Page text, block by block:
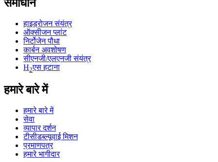
समाधान
हाइड्रोजन संयंत्र
ऑक्सीजन प्लांट
निर्टोजेन पौधा
कार्बन अवशोषण
सीएनजी/एलएनजी संयंत्र
H2एस हटाना
हमारे बारे में
हमारे बारे में
सेवा
व्यापार दर्शन
टीसीडब्ल्यूवाई मिशन
प्रमाणपत्र
हमारे भागीदार